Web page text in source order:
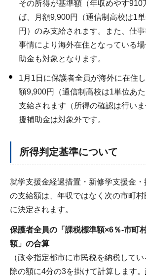
その所得が基準額（年収めやす910
ば、月額9,900円（通信制高校は1
円）のみ支給されます。また、仕
事情により海外在住となっている
助⾦も対象となります。
1月1日に保護者全員が海外に在住
額9,900円（通信制高校は1単位あ
支給されます（所得の確認は行い
援補助金は対象外です。
所得判定基準について
就学支援金経過措置・新修学支援金
の支給額は、年収ではなく次の市町村
に決定されます。
保護者全員の「課税標準額×6％-市町
額」の合算
（政令指定都市に市民税を納税して
除の額に4分の3を掛けて計算します。